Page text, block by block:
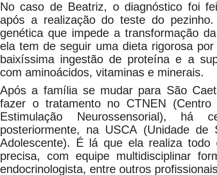
No caso de Beatriz, o diagnóstico foi
após a realização do teste do
genética que impede a transformação
ela tem de seguir uma dieta rigorosa
baixíssima ingestão de proteína e a
com aminoácidos, vitaminas e minerais.
Após a família se mudar para São
fazer o tratamento no CTNEN
Estimulação Neurossensorial),
posteriormente, na USCA (Unidade
Adolescente). É lá que ela realiza todo
precisa, com equipe multidisciplinar
endocrinologista, entre outros